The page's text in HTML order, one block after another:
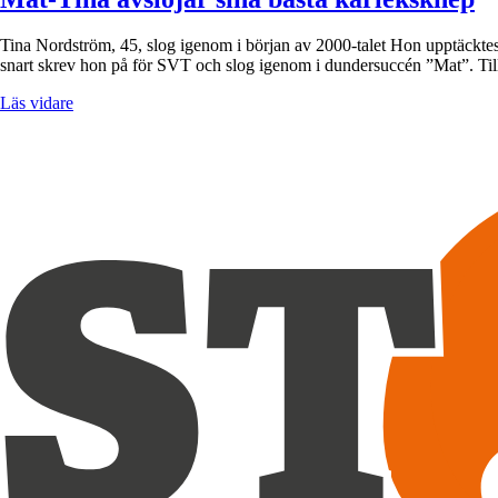
Tina Nordström, 45, slog igenom i början av 2000-talet Hon
snart skrev hon på för SVT och slog igenom i dundersuccén ”Mat”.
Läs vidare